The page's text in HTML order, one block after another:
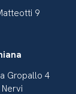
9
Gropallo 4